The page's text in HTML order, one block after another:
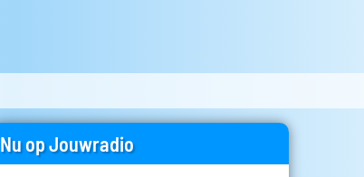
Nu op Jouwradio